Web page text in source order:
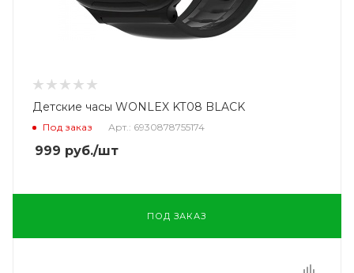
Детские часы WONLEX KT08 BLACK
Под заказ Арт.: 6930878755174
999 руб./шт
ПОД ЗАКАЗ